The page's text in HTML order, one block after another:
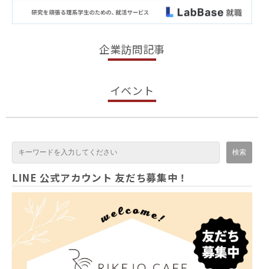
■ 苦情・相談への対応
個人情報に関する苦情および相談に対応する窓口を設け
護に関する社内規程を定め、確実に運用されるように継続
お問合せ先：RIKEJO CAFE運営事務局
info@higherly.jp
個人情報の取扱について
RIKEJO CAFE（以下「当社」といいます）は、ご利用に
なる方（以下「利用者」といいます）のプライバシーを尊
重し、利用者の個人情報（以下の定義に従います）の管理
に細心の注意を払い、これを適正に取り扱います。
企業訪問記事
イベント
LINE 公式アカウント 友だち募集中！